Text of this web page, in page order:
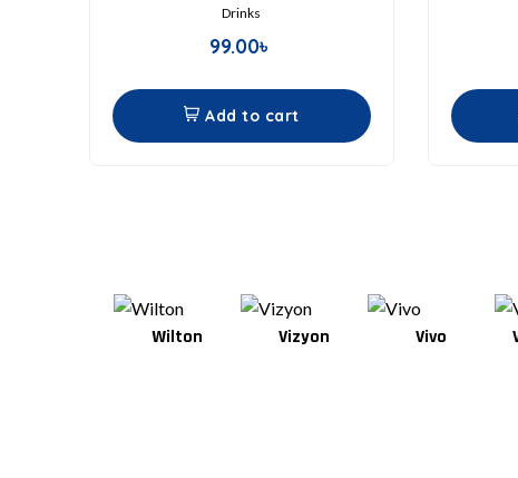
Drinks
99.00৳
Add to cart
Wilton Vizyon Vivo